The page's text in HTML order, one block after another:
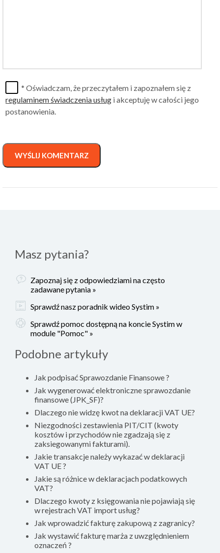
* Oświadczam, że przeczytałem i zapoznałem się z
regulaminem świadczenia usług i akceptuję w całości jego
postanowienia.
WYŚLIJ KOMENTARZ
Masz pytania?
Zapoznaj się z odpowiedziami na często
zadawane pytania »
Sprawdź nasz poradnik wideo Systim »
Sprawdź pomoc dostępną na koncie Systim w
module "Pomoc" »
Podobne artykuły
Jak podpisać Sprawozdanie Finansowe ?
Jak wygenerować elektroniczne sprawozdanie
finansowe (JPK_SF)?
Dlaczego nie widzę kwot na deklaracji VAT UE?
Niezgodności zestawienia PIT/CIT (kwoty
kosztów i przychodów nie zgadzają się z
zaksiegowanymi fakturami).
Jakie transakcje należy wykazać w deklaracji
VAT UE ?
Jakie są różnice w deklaracjach podatkowych
VAT?
Dlaczego kwoty z księgowania nie pojawiają się
w rejestrach VAT import usług?
Jak wprowadzić fakturę zakupową z zagranicy?
Jak wystawić fakturę marża z uwzględnieniem
oznaczeń ?